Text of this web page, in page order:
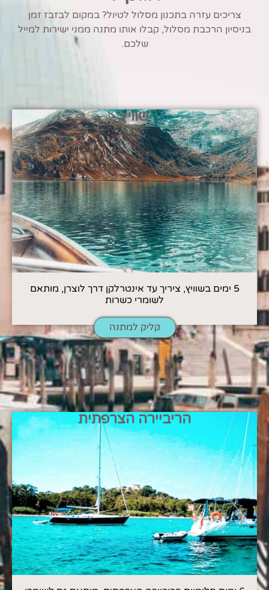
צריכים עזרה בתכנון מסלול לטיול? במקום לבזבז זמן
בניסיון הרכבת מסלול, קבלו אותו מתנה ממני ישירות למייל
שלכם.
שוויץ
5 ימים בשוויץ, ציריך עד אינטרלקן דרך לוצרן, מותאם
לשומרי כשרות
קליק למתנה
הריביירה הצרפתית